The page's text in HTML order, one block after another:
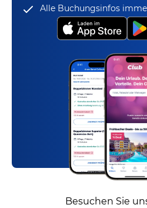
Alle Buchungsinfos
Besuchen Sie